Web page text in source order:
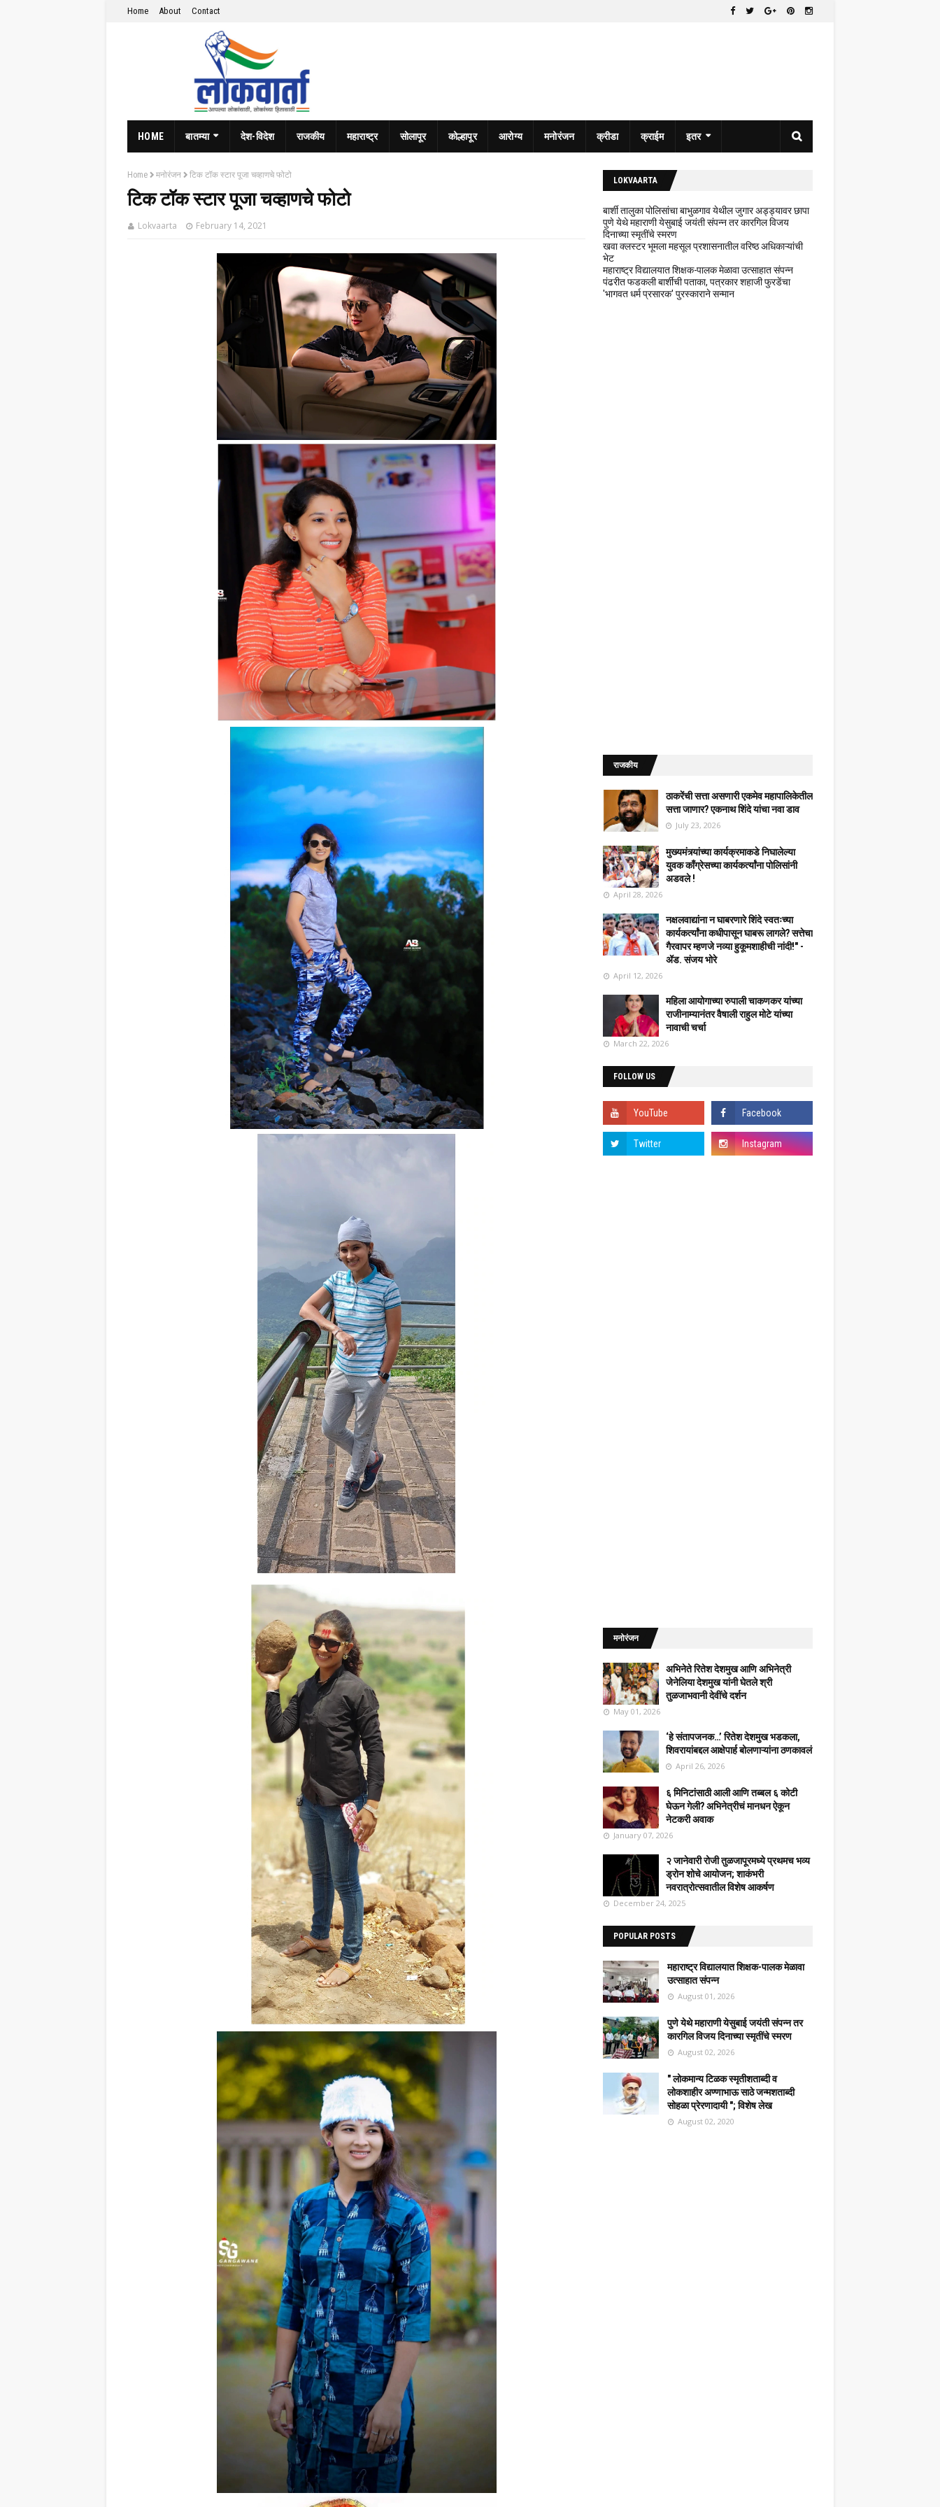
Home About Contact
HOME बातम्या देश-विदेश राजकीय महाराष्ट्र सोलापूर कोल्हापूर आरोग्य मनोरंजन क्रीडा क्राईम इतर
Home मनोरंजन टिक टॉक स्टार पूजा चव्हाणचे फोटो
टिक टॉक स्टार पूजा चव्हाणचे फोटो
Lokvaarta February 14, 2021
LOKVAARTA
बार्शी तालुका पोलिसांचा बाभुळगाव येथील जुगार अड्ड्यावर छापा
पुणे येथे महाराणी येसुबाई जयंती संपन्न तर कारगिल विजय
दिनाच्या स्मृतींचे स्मरण
खवा क्लस्टर भूमला महसूल प्रशासनातील वरिष्ठ अधिकाऱ्यांची
भेट
महाराष्ट्र विद्यालयात शिक्षक-पालक मेळावा उत्साहात संपन्न
पंढरीत फडकली बार्शीची पताका, पत्रकार शहाजी फुरडेंचा
'भागवत धर्म प्रसारक' पुरस्काराने सन्मान
राजकीय
ठाकरेंची सत्ता असणारी एकमेव महापालिकेतील
सत्ता जाणार? एकनाथ शिंदे यांचा नवा डाव
July 23, 2026
मुख्यमंत्र्यांच्या कार्यक्रमाकडे निघालेल्या
युवक काँग्रेसच्या कार्यकर्त्यांना पोलिसांनी
अडवले !
April 28, 2026
नक्षलवाद्यांना न घाबरणारे शिंदे स्वतःच्या
कार्यकर्त्यांना कधीपासून घाबरू लागले? सत्तेचा
गैरवापर म्हणजे नव्या हुकूमशाहीची नांदी!" -
ॲड. संजय भोरे
April 12, 2026
महिला आयोगाच्या रुपाली चाकणकर यांच्या
राजीनाम्यानंतर वैषाली राहुल मोटे यांच्या
नावाची चर्चा
March 22, 2026
FOLLOW US
मनोरंजन
अभिनेते रितेश देशमुख आणि अभिनेत्री
जेनेलिया देशमुख यांनी घेतले श्री
तुळजाभवानी देवींचे दर्शन
May 01, 2026
‘हे संतापजनक…’ रितेश देशमुख भडकला,
शिवरायांबद्दल आक्षेपार्ह बोलणाऱ्यांना ठणकावलं
April 26, 2026
६ मिनिटांसाठी आली आणि तब्बल ६ कोटी
घेऊन गेली? अभिनेत्रीचं मानधन ऐकून
नेटकरी अवाक
January 07, 2026
२ जानेवारी रोजी तुळजापूरमध्ये प्रथमच भव्य
ड्रोन शोचे आयोजन; शाकंभरी
नवरात्रोत्सवातील विशेष आकर्षण
December 24, 2025
POPULAR POSTS
महाराष्ट्र विद्यालयात शिक्षक-पालक मेळावा
उत्साहात संपन्न
August 01, 2026
पुणे येथे महाराणी येसुबाई जयंती संपन्न तर
कारगिल विजय दिनाच्या स्मृतींचे स्मरण
August 02, 2026
" लोकमान्य टिळक स्मृतीशताब्दी व
लोकशाहीर अण्णाभाऊ साठे जन्मशताब्दी
सोहळा प्रेरणादायी "; विशेष लेख
August 02, 2020